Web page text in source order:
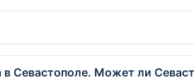
в Севастополе. Может ли